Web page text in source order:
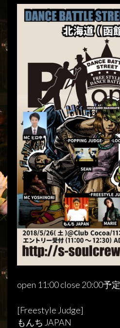
open 11:00 close 20:00予定
[Freestyle Judge]
もんち JAPAN